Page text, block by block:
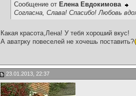
Сообщение от Елена Евдокимова
Согласна, Слава! Спасибо! Любовь
Какая красота,Лена! У тебя хороший вкус!
А аватрку повеселей не хочешь поставить?
23.01.2013, 22:37